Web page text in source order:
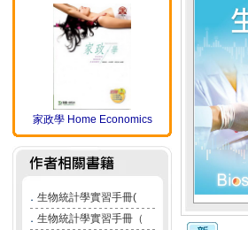
家政學 Home Economics
． 生物統計學實習手冊(
． 生物統計學實習手冊（